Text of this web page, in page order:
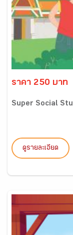
ราคา 250 บาท
Super Social
ดูรายละเอียด